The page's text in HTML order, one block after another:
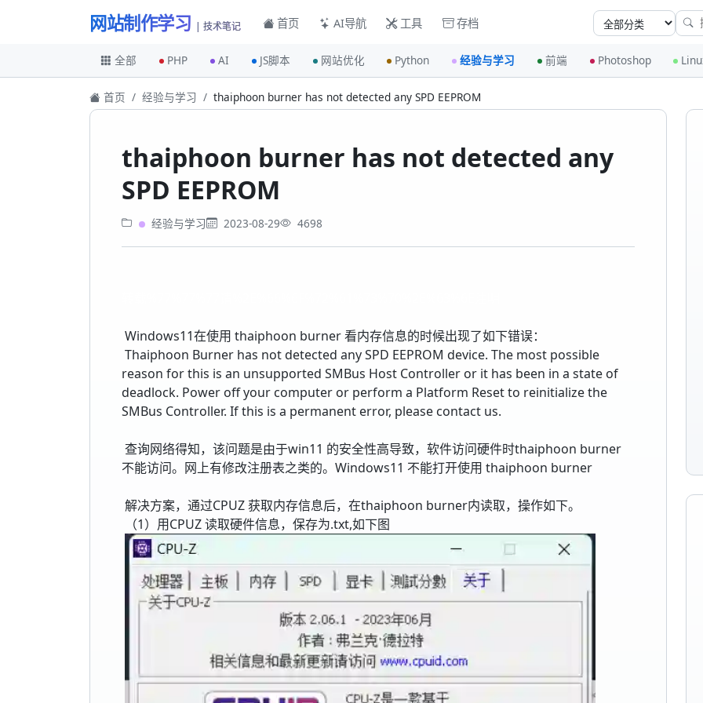
网站制作学习 | 技术笔记 首页 AI导航 工具 存档
全部 PHP AI JS脚本 网站优化 Python 经验与学习 前端 Photoshop
首页 经验与学习 thaiphoon burner has not detected any SPD EEPROM
thaiphoon burner has not detected any
SPD EEPROM
经验与学习 2023-08-29 4698
Windows11在使用 thaiphoon burner 看内存信息的时候出现了如下错误：
Thaiphoon Burner has not detected any SPD EEPROM device. The most possible
reason for this is an unsupported SMBus Host Controller or it has been in a state of
deadlock. Power off your computer or perform a Platform Reset to reinitialize the
SMBus Controller. If this is a permanent error, please contact us.
查询网络得知，该问题是由于win11 的安全性高导致，软件访问硬件时thaiphoon burner
不能访问。网上有修改注册表之类的。Windows11 不能打开使用 thaiphoon burner
解决方案，通过CPUZ 获取内存信息后，在thaiphoon burner内读取，操作如下。
（1）用CPUZ 读取硬件信息，保存为.txt,如下图